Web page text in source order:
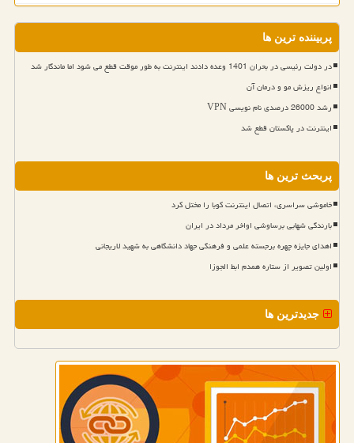
پربیننده ترین ها
در دولت رئیسی در بحران 1401 وعده دادند اینترنت به طور موقت قطع می شود اما ماندگار شد
انواع ریزش مو و درمان آن
رشد 26000 درصدی نام نویسی VPN
اینترنت در پاکستان قطع شد
پربحث ترین ها
خاموشی سراسری، اتصال اینترنت کوبا را مختل کرد
بارندگی شهابی برساوشی اواخر مرداد در ایران
اهدای جایزه چهره برجسته علمی و فرهنگی جهاد دانشگاهی به شهید لاریجانی
اولین تصویر از ستاره همدم ابط الجوزا
جدیدترین ها